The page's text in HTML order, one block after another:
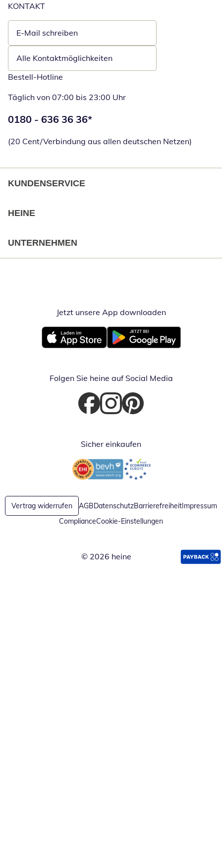
KONTAKT
E-Mail schreiben
Öffnet E-Mail-Client
Alle Kontaktmöglichkeiten
Bestell-Hotline
Täglich von 07:00 bis 23:00 Uhr
Telefonnummer:
0180 - 636 36 36*
(20 Cent/Verbindung aus allen deutschen Netzen)
KUNDENSERVICE
HEINE
UNTERNEHMEN
Jetzt unsere App downloadenÖffnet in
Öffnet in neuem FensterÖffnet in neuem Fenster
Folgen Sie heine auf Social Media
Öffnet in neuem Fenster
Öffnet in neuem Fenster
Öffnet in neuem Fenster
Sicher einkaufen
Öffnet in neuem FensterÖffnet in neuem Fenster
Vertrag widerrufen AGBDatenschutzBarrierefreiheitImpressum
ComplianceCookie-Einstellungen
© 2026 heine